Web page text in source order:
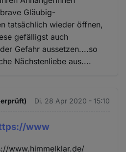
Gläubig-
tatsächlich wieder öffnen,
gefälligst auch
Gefahr aussetzen....so
Nächstenliebe aus....
Di. 28 Apr 2020 - 15:10
www
www.himmelklar.de/